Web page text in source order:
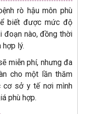
rò hậu môn phù
biết được mức độ
đoạn nào, đồng thời
lý.
miễn phí, nhưng đa
cho một lần thăm
cơ sở y tế nơi mình
phù hợp.